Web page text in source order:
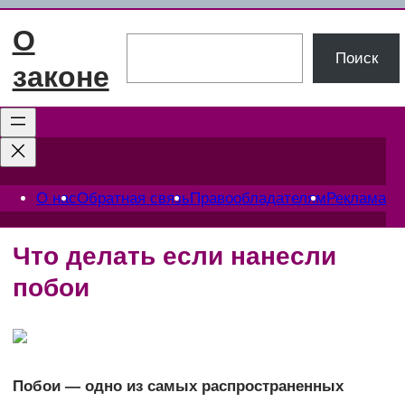
Перейти
О
законе
Поиск
О насОбратная связьПравообладателямРеклама
Что делать если нанесли
побои
Побои — одно из самых распространенных